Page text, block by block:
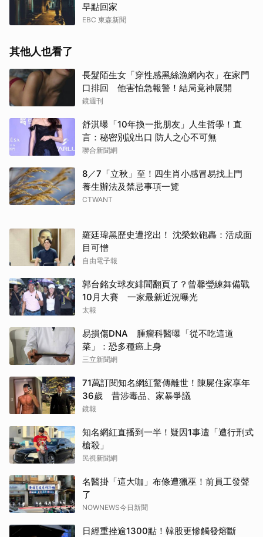
早點回家
EBC 東森新聞
其他人也看了
長髮陌生女「穿性感黑絲漁網內衣」在家門
口排回 他害怕急報警！結局竟神展開
鏡週刊
舒淇曝「10年換一批朋友」人生哲學！直
言：秘密別說出口 防人之心不可無
聯合新聞網
8／7「立秋」至！四生肖小感冒易找上門
養生辦法及禁忌事項一覽
CTWANT
羅廷瑋黑歷史遭挖出！ 沈榮欽砲轟：活成面
目可憎
自由電子報
郭台銘女球友緋聞翻頁了？曾馨瑩練舞備戰
10月大賽 一家最新近況曝光
太報
易損傷DNA 腫瘤科醫曝「從不吃這道
菜」：恐多種癌上身
三立新聞網
71萬訂閱知名網紅驚傳離世！陳屍住家享年
36歲 昔涉毒品、家暴爭議
鏡報
知名網紅直播到一半！疑因1事遭「遭行刑式
槍殺」
民視新聞網
名醫掛「這大咖」布條遭獵巫！前員工發聲
了
NOWNEWS今日新聞
日經重挫逾1300點！韓股更慘觸發熔斷